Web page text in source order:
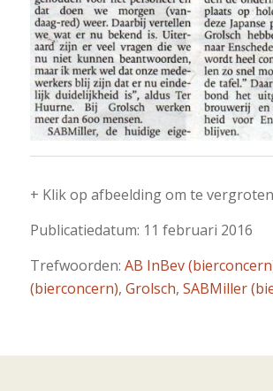
+ Klik op afbeelding om te vergroten
Publicatiedatum: 11 februari 2016
Trefwoorden: AB InBev
(bierconcern), Grolsch, SABMiller